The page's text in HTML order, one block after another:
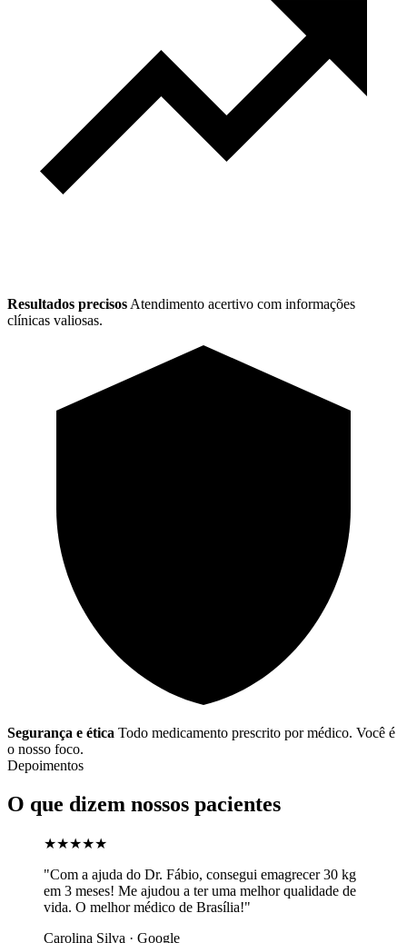
Resultados precisos Atendimento acertivo com informações
clínicas valiosas.
Segurança e ética Todo medicamento prescrito por médico. Você é
o nosso foco.
Depoimentos
O que dizem nossos pacientes
★★★★★
"Com a ajuda do Dr. Fábio, consegui emagrecer 30 kg
em 3 meses! Me ajudou a ter uma melhor qualidade de
vida. O melhor médico de Brasília!"
Carolina Silva · Google